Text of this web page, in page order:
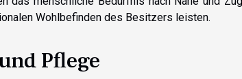
Wohlbefinden des Besitzers leisten.
Pflege